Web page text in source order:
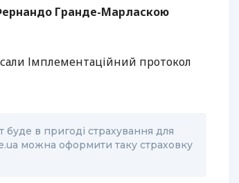
Гранде-Марласкою
Імплементаційний протокол
в пригоді страхування для
можна оформити таку страховку